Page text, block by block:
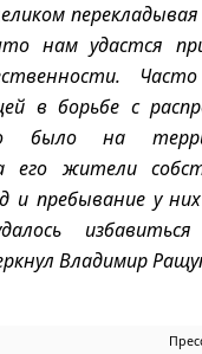
перекладывая
нам удастся
в борьбе с
было на
его жители
и пребывание у
Владимир